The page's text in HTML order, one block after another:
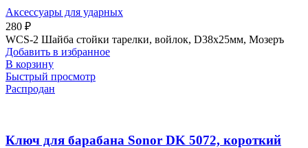
Аксессуары для ударных
280 ₽
WCS-2 Шайба стойки тарелки, войлок, D38х25мм, Мозеръ
Добавить в избранное
В корзину
Быстрый просмотр
Распродан
Ключ для барабана Sonor DK 5072, короткий